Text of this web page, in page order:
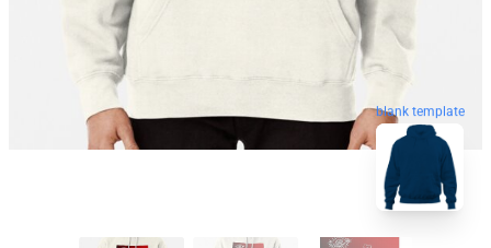
blank template